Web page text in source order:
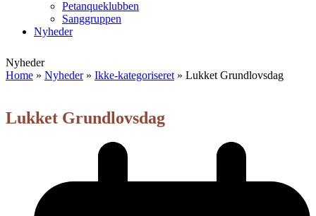
Petanqueklubben
Sanggruppen
Nyheder
mobile
menu
mobile
menu
Nyheder
Home » Nyheder» Ikke-kategoriseret » Lukket Grundlovsdag
Lukket Grundlovsdag